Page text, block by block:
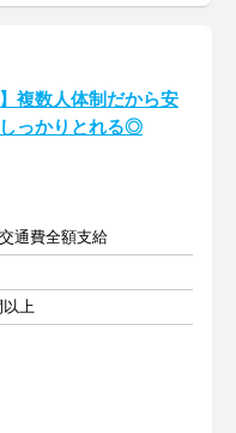
】複数人体制だから安
っかりとれる◎
通費全額支給
以上